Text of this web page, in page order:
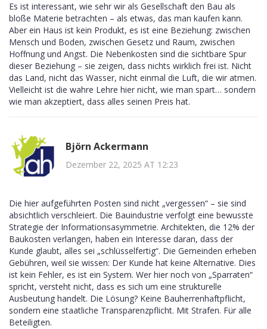
Es ist interessant, wie sehr wir als Gesellschaft den Bau als
bloße Materie betrachten – als etwas, das man kaufen kann.
Aber ein Haus ist kein Produkt, es ist eine Beziehung: zwischen
Mensch und Boden, zwischen Gesetz und Raum, zwischen
Hoffnung und Angst. Die Nebenkosten sind die sichtbare Spur
dieser Beziehung – sie zeigen, dass nichts wirklich frei ist. Nicht
das Land, nicht das Wasser, nicht einmal die Luft, die wir atmen.
Vielleicht ist die wahre Lehre hier nicht, wie man spart… sondern
wie man akzeptiert, dass alles seinen Preis hat.
Björn Ackermann
Dezember 22, 2025 AT 12:23
Die hier aufgeführten Posten sind nicht „vergessen“ – sie sind
absichtlich verschleiert. Die Bauindustrie verfolgt eine bewusste
Strategie der Informationsasymmetrie. Architekten, die 12% der
Baukosten verlangen, haben ein Interesse daran, dass der
Kunde glaubt, alles sei „schlüsselfertig“. Die Gemeinden erheben
Gebühren, weil sie wissen: Der Kunde hat keine Alternative. Dies
ist kein Fehler, es ist ein System. Wer hier noch von „Sparraten“
spricht, versteht nicht, dass es sich um eine strukturelle
Ausbeutung handelt. Die Lösung? Keine Bauherrenhaftpflicht,
sondern eine staatliche Transparenzpflicht. Mit Strafen. Für alle
Beteiligten.